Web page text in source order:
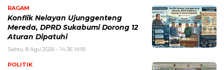
RAGAM
Konflik Nelayan Ujunggenteng
Mereda, DPRD Sukabumi Dorong 12
Aturan Dipatuhi
Sabtu, 8 Agu 2026 - 14:36 WIB
POLITIK